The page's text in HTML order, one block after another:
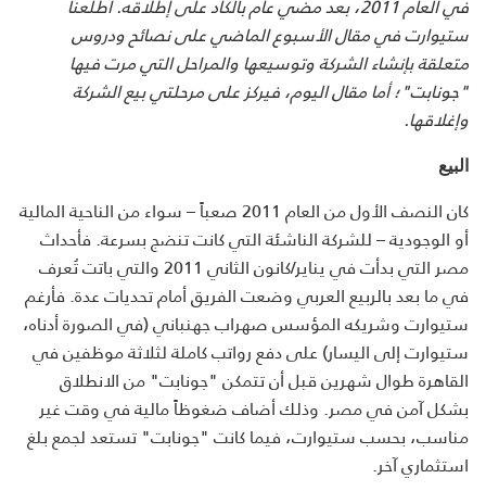
ستيوارت في مقال الأسبوع الماضي على نصائح ودروس
متعلقة بإنشاء الشركة وتوسيعها والمراحل التي مرت فيها
"جونابت"؛ أما مقال اليوم، فيركز على مرحلتي بيع الشركة
وإغلاقها.
البيع
كان النصف الأول من العام 2011 صعباً – سواء من الناحية المالية
أو الوجودية – للشركة الناشئة التي كانت تنضج بسرعة. فأحداث
مصر التي بدأت في يناير/كانون الثاني 2011 والتي باتت تُعرف
في ما بعد بالربيع العربي وضعت الفريق أمام تحديات عدة. فأرغم
ستيوارت وشريكه المؤسس صهراب جهنباني (في الصورة أدناه،
ستيوارت إلى اليسار) على دفع رواتب كاملة لثلاثة موظفين في
القاهرة طوال شهرين قبل أن تتمكن "جونابت" من الانطلاق
بشكل آمن في مصر. وذلك أضاف ضغوظاً مالية في وقت غير
مناسب، بحسب ستيوارت، فيما كانت "جونابت" تستعد لجمع بلغ
استثماري آخر.